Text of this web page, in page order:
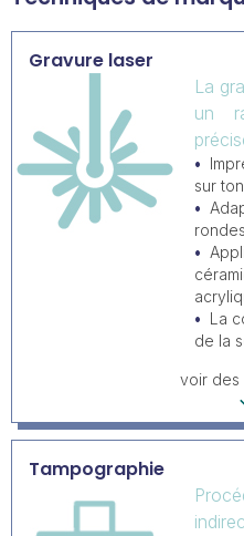
Gravure laser
La
un
sur ton
La
de la
voir des
Tampographie